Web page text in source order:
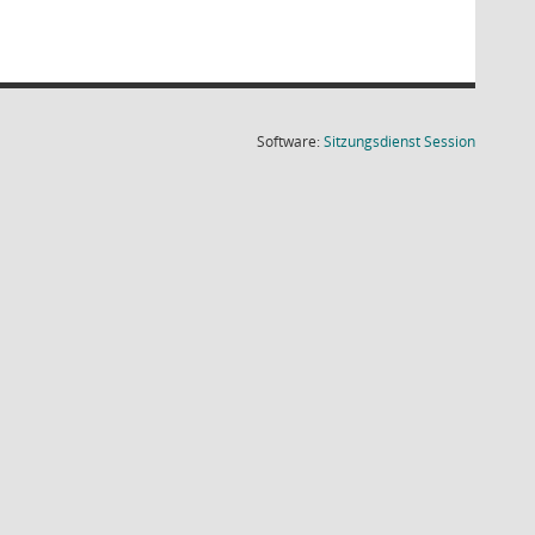
Software:SitzungsdienstSession(Wird in